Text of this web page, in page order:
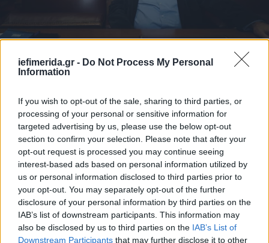
iefimerida.gr - Do Not Process My Personal
Information
If you wish to opt-out of the sale, sharing to third parties, or
processing of your personal or sensitive information for
targeted advertising by us, please use the below opt-out
section to confirm your selection. Please note that after your
opt-out request is processed you may continue seeing
interest-based ads based on personal information utilized by
us or personal information disclosed to third parties prior to
your opt-out. You may separately opt-out of the further
disclosure of your personal information by third parties on the
IAB’s list of downstream participants. This information may
also be disclosed by us to third parties on the IAB’s List of
Downstream Participants that may further disclose it to other
ΠΟΛΙΤΙΚΗ 31/01/2019 16:24
Ο Παπαδημούλης «πήγε για γκαζόζα» -Δεν